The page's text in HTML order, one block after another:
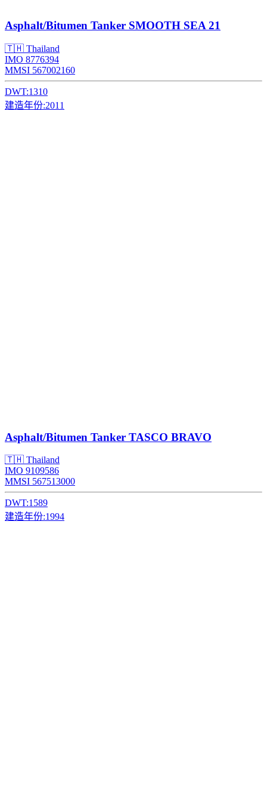
Asphalt/Bitumen Tanker SMOOTH SEA 21
🇹🇭 Thailand
IMO 8776394
MMSI 567002160
DWT:1310
建造年份:2011
Asphalt/Bitumen Tanker TASCO BRAVO
🇹🇭 Thailand
IMO 9109586
MMSI 567513000
DWT:1589
建造年份:1994